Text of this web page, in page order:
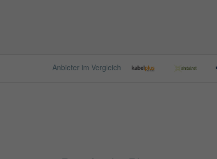
Anbieter im Vergleich